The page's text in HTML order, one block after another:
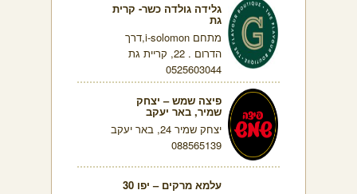
גלידה גולדה כשר- קרית
גת
מתחם i-solomon,דרך
הדרום . 22, קריית גת
0525603044
פיצה שמש – יצחק
שמיר, באר יעקב
יצחק שמיר 24, באר יעקב
088565139
עלמא מרקים – יפו 30